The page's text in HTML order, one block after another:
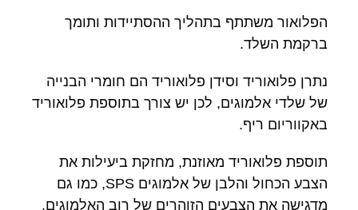
הפלואור משתתף בתהליך ההסתיידות ותומך
ברקמת השלד.
נתרן פלואוריד וסידן פלואוריד הם חומרי הבנייה
של שלדי אלמוגים, לכן יש צורך בתוספת פלואוריד
באקווריום ריף.
תוספת פלואוריד מאוזנת, מחזקת ביעילות את
הצבע הכחול והלבן של אלמוגים SPS, כמו גם
מדגישה את הצבעים הזוהרים של רוב האלמוגים.